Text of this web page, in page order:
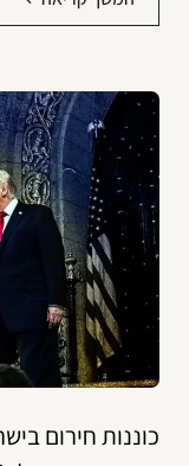
כוננות חירום